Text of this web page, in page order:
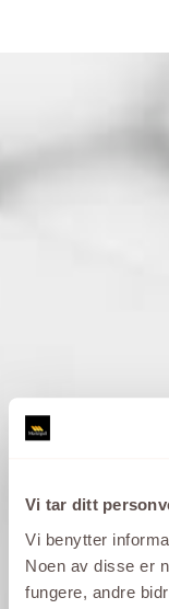
Vi tar ditt
Vi benytter
Noen av disse er
fungere, andre